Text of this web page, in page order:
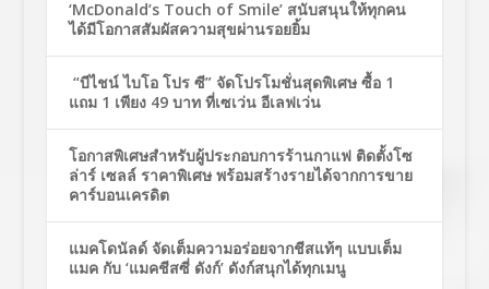
‘McDonald’s Touch of Smile’ สนับสนุนให้ทุกคน
ได้มีโอกาสสัมผัสความสุขผ่านรอยยิ้ม
“บีไชน์ ไบโอ โปร ซี” จัดโปรโมชั่นสุดพิเศษ ซื้อ 1
แถม 1 เพียง 49 บาท ที่เซเว่น อีเลฟเว่น
โอกาสพิเศษสำหรับผู้ประกอบการร้านกาแฟ ติดตั้งโซ
ล่าร์ เซลล์ ราคาพิเศษ พร้อมสร้างรายได้จากการขาย
คาร์บอนเครดิต
แมคโดนัลด์ จัดเต็มความอร่อยจากชีสแท้ๆ แบบเต็ม
แมค กับ ‘แมคชีสซี่ ดังก์’ ดังก์สนุกได้ทุกเมนู